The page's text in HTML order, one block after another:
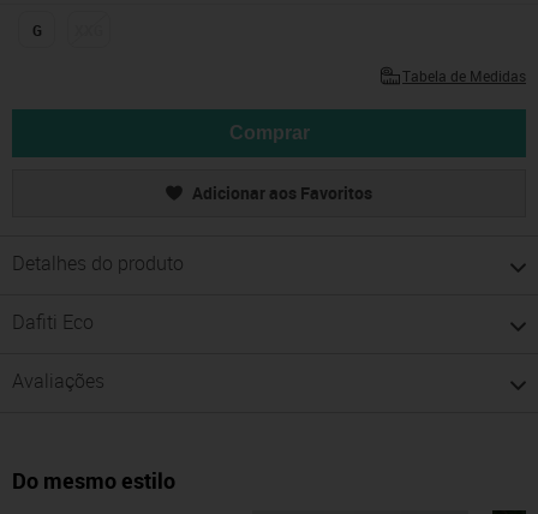
G
Tabela de Medidas
Comprar
Adicionar aos Favoritos
Detalhes do produto
Dafiti Eco
Avaliações
Do mesmo estilo